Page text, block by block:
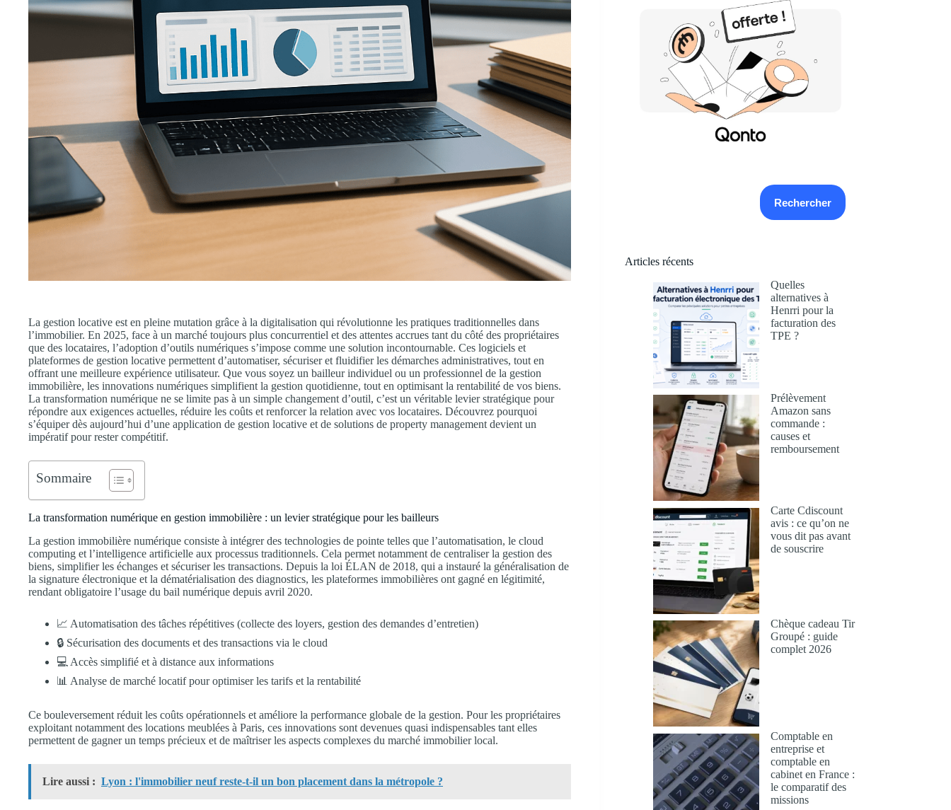
La gestion locative est en pleine mutation grâce à la digitalisation qui révolutionne les pratiques traditionnelles dans
l’immobilier. En 2025, face à un marché toujours plus concurrentiel et des attentes accrues tant du côté des propriétaires
que des locataires, l’adoption d’outils numériques s’impose comme une solution incontournable. Ces logiciels et
plateformes de gestion locative permettent d’automatiser, sécuriser et fluidifier les démarches administratives, tout en
offrant une meilleure expérience utilisateur. Que vous soyez un bailleur individuel ou un professionnel de la gestion
immobilière, les innovations numériques simplifient la gestion quotidienne, tout en optimisant la rentabilité de vos biens.
La transformation numérique ne se limite pas à un simple changement d’outil, c’est un véritable levier stratégique pour
répondre aux exigences actuelles, réduire les coûts et renforcer la relation avec vos locataires. Découvrez pourquoi
s’équiper dès aujourd’hui d’une application de gestion locative et de solutions de property management devient un
impératif pour rester compétitif.
Sommaire
La transformation numérique en gestion immobilière : un levier stratégique pour les bailleurs
La gestion immobilière numérique consiste à intégrer des technologies de pointe telles que l’automatisation, le cloud
computing et l’intelligence artificielle aux processus traditionnels. Cela permet notamment de centraliser la gestion des
biens, simplifier les échanges et sécuriser les transactions. Depuis la loi ÉLAN de 2018, qui a instauré la généralisation de
la signature électronique et la dématérialisation des diagnostics, les plateformes immobilières ont gagné en légitimité,
rendant obligatoire l’usage du bail numérique depuis avril 2020.
📈 Automatisation des tâches répétitives (collecte des loyers, gestion des demandes d’entretien)
🔒 Sécurisation des documents et des transactions via le cloud
💻 Accès simplifié et à distance aux informations
📊 Analyse de marché locatif pour optimiser les tarifs et la rentabilité
Ce bouleversement réduit les coûts opérationnels et améliore la performance globale de la gestion. Pour les propriétaires
exploitant notamment des locations meublées à Paris, ces innovations sont devenues quasi indispensables tant elles
permettent de gagner un temps précieux et de maîtriser les aspects complexes du marché immobilier local.
Lire aussi : Lyon : l'immobilier neuf reste-t-il un bon placement dans la métropole ?
Rechercher
Articles récents
Quelles
alternatives à
Henrri pour la
facturation des
TPE ?
Prélèvement
Amazon sans
commande :
causes et
remboursement
Carte Cdiscount
avis : ce qu’on ne
vous dit pas avant
de souscrire
Chèque cadeau Tir
Groupé : guide
complet 2026
Comptable en
entreprise et
comptable en
cabinet en France :
le comparatif des
missions